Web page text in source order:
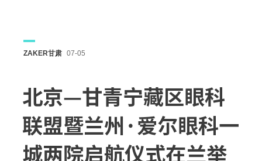
ZAKER甘肃 07-05
北京—甘青宁藏区眼科
联盟暨兰州·爱尔眼科一
城两院启航仪式在兰举